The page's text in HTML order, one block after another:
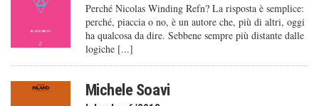
Perché Nicolas Winding Refn? La risposta è semplice:
perché, piaccia o no, è un autore che, più di altri, oggi
ha qualcosa da dire. Sebbene sempre più distante dalle
logiche [...]
Michele Soavi